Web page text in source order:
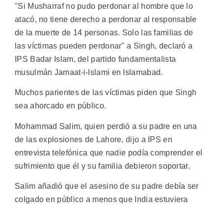
"Si Musharraf no pudo perdonar al hombre que lo
atacó, no tiene derecho a perdonar al responsable
de la muerte de 14 personas. Solo las familias de
las víctimas pueden perdonar" a Singh, declaró a
IPS Badar Islam, del partido fundamentalista
musulmán Jamaat-i-Islami en Islamabad.
Muchos parientes de las víctimas piden que Singh
sea ahorcado en público.
Mohammad Salim, quien perdió a su padre en una
de las explosiones de Lahore, dijo a IPS en
entrevista telefónica que nadie podía comprender el
sufrimiento que él y su familia debieron soportar.
Salim añadió que el asesino de su padre debía ser
colgado en público a menos que India estuviera